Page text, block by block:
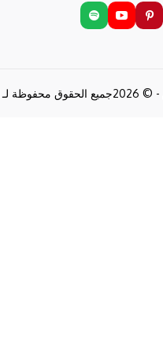
- © 2026جميع الحقوق محفوظة لـ